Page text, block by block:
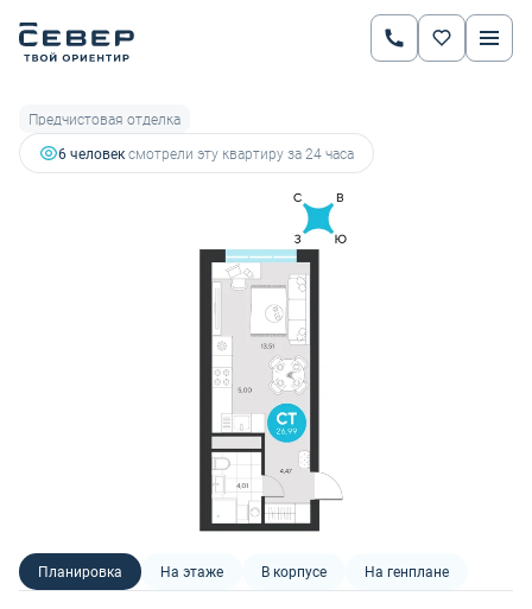
Студия26.99 м
5 230 662 руб.
4 655 289 руб.
Ипотекаот 16 295 руб.
Предчистовая отделка
6 человексмотрели эту квартиру за 24 часа
Планировка На этаже В корпусе На генплане